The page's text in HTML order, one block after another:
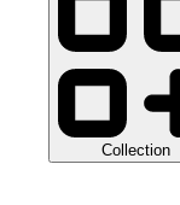
Collection